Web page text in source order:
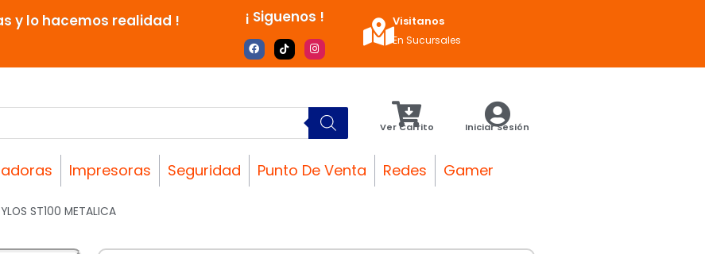
y lo hacemos realidad ! ¡ Siguenos !
F
a
o
T
i
k
I
n
g
a
m
Visitanos
En Sucursales
Ver Carrito Iniciar Sesión
Impresoras Seguridad Punto De Venta Redes Gamer
ST100 METALICA